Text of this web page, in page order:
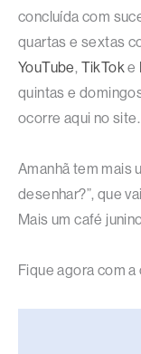
concluída com
quartas e sextas
YouTube, TikToke
quintas e
ocorre aqui no site.
Amanhã tem mais
desenhar?”, que
Mais um café
Fique agora com